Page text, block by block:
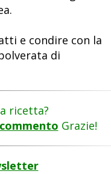
e condire con la
di
ricetta?
commento Grazie!